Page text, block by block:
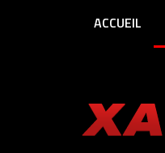
ACCUEIL